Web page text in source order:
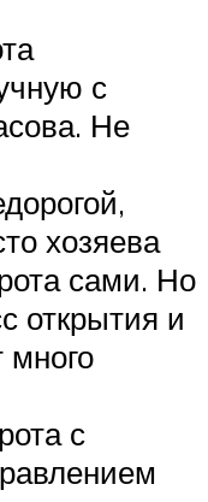
с
Не
хозяева
сами. Но
открытия и
много
с